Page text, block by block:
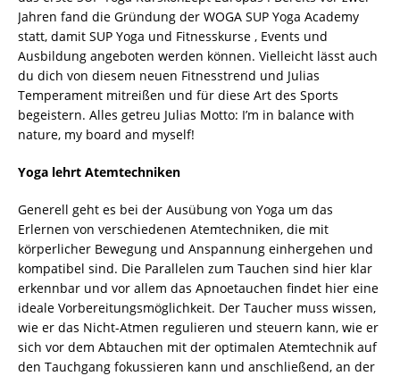
Jahren fand die Gründung der WOGA SUP Yoga Academy
statt, damit SUP Yoga und Fitnesskurse , Events und
Ausbildung angeboten werden können. Vielleicht lässt auch
du dich von diesem neuen Fitnesstrend und Julias
Temperament mitreißen und für diese Art des Sports
begeistern. Alles getreu Julias Motto: I’m in balance with
nature, my board and myself!
Yoga lehrt Atemtechniken
Generell geht es bei der Ausübung von Yoga um das
Erlernen von verschiedenen Atemtechniken, die mit
körperlicher Bewegung und Anspannung einhergehen und
kompatibel sind. Die Parallelen zum Tauchen sind hier klar
erkennbar und vor allem das Apnoetauchen findet hier eine
ideale Vorbereitungsmöglichkeit. Der Taucher muss wissen,
wie er das Nicht-Atmen regulieren und steuern kann, wie er
sich vor dem Abtauchen mit der optimalen Atemtechnik auf
den Tauchgang fokussieren kann und anschließend, an der